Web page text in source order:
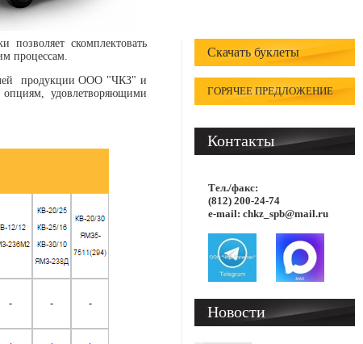
позволяет скомплектовать
процессам.
продукции ООО "ЧКЗ" и
опциям, удовлетворяющими
Скачать буклеты
ГОРЯЧЕЕ ПРЕДЛОЖЕНИЕ
Контакты
Тел./факс:
(812) 200-24-74
e-mail: chkz_spb@mail.ru
Новости